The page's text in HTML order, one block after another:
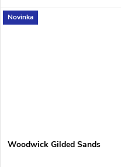
omámit každého, kdo si přivoní
k jeho zářivým okvětním
Novinka
Woodwick Gilded Sands